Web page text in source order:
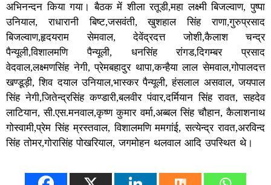
अभिनन्दन किया गया। बैठक में शीला रतूडी,महा लक्ष्मी बिजल्वाण, पुष्पा
उनियाल, राधारानी बिष्ट,जसवंती, खुशहाल सिंह राणा,गुरुप्रसाद
बिजल्वाण,हृदयराम सेमवाल, देवेंद्रदत्त जोशी,कैलाश चन्द्र
पैन्यूली,विशालमणि पैन्यूली, धनसिंह रांगड,दिगम्बर प्रसाद
वेदवाल,लक्ष्मणसिंह नेगी, प्रेमबहादुर थापा,कन्हैया लाल सेमवाल,गोपालदत्त
खण्डूड़ी, शिव दयाल उनियाल,भास्कर पैन्यूली, हंसलाल असवाल, जयपाल
सिंह नेगी,जितेन्द्रसिंह कण्डारी,बलवीर पंवार,दर्मियान सिंह रावत, सहदेव
लाटियान, सी.एस.मनवाल,कृष्ण कुमार वर्मा,अब्बल सिंह चौहान, कैलाशनाथ
गोस्वामी,प्रेम सिंह म्रस्तवाल, विशालमणि ममगांई, सत्येन्द्र रावत,अरविन्द
सिंह तोमर,गोरासिंह पोखरियाल, जगमोहन थलवाल आदि उपस्थित थे।